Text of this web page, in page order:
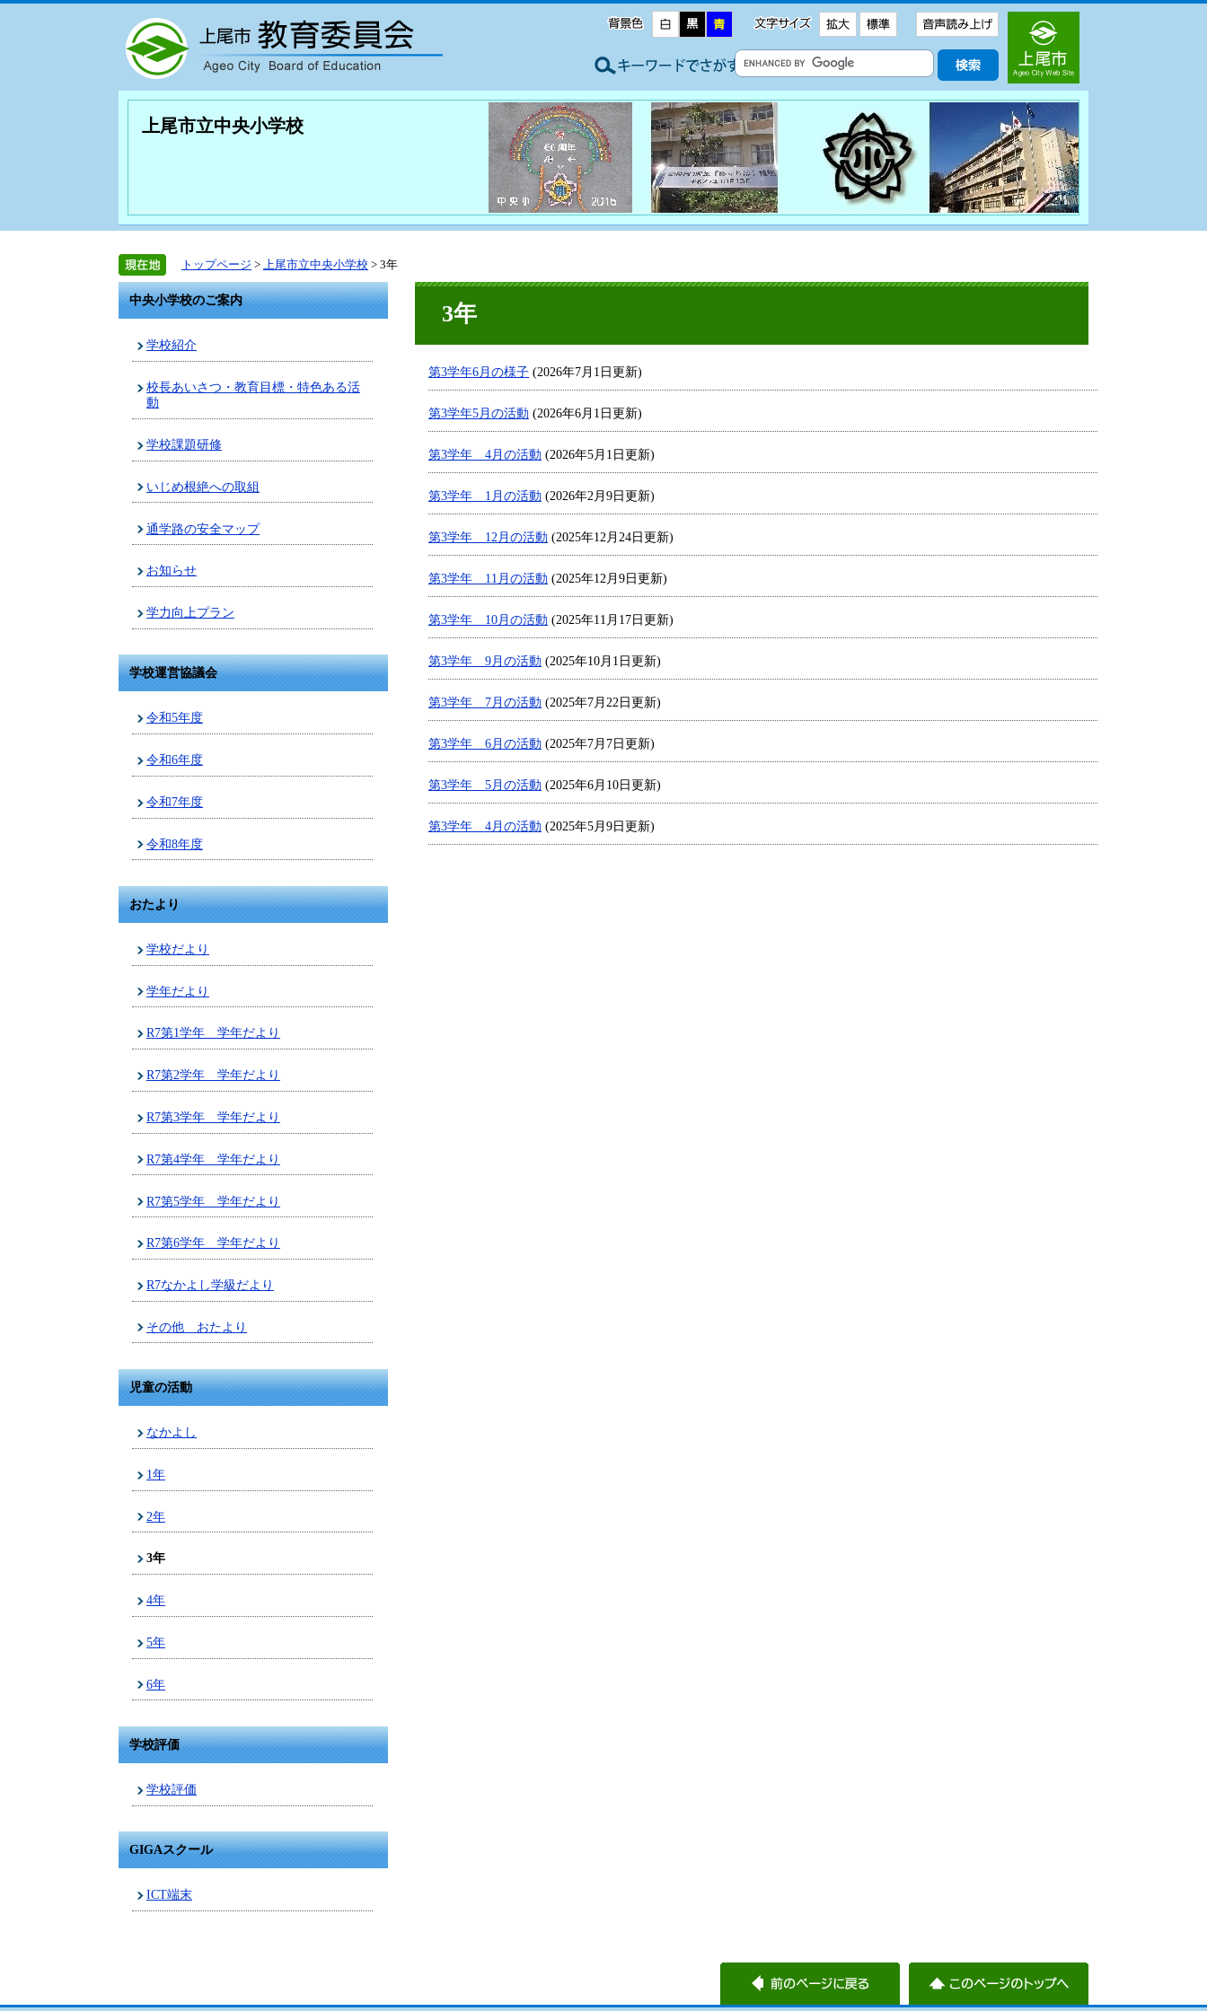
上尾市立中央小学校
トップページ > 上尾市立中央小学校 > 3年
中央小学校のご案内
学校紹介
校長あいさつ・教育目標・特色ある活
動
学校課題研修
いじめ根絶への取組
通学路の安全マップ
お知らせ
学力向上プラン
学校運営協議会
令和5年度
令和6年度
令和7年度
令和8年度
おたより
学校だより
学年だより
R7第1学年 学年だより
R7第2学年 学年だより
R7第3学年 学年だより
R7第4学年 学年だより
R7第5学年 学年だより
R7第6学年 学年だより
R7なかよし学級だより
その他 おたより
児童の活動
なかよし
1年
2年
3年
4年
5年
6年
学校評価
学校評価
GIGAスクール
ICT端末
3年
第3学年6月の様子 (2026年7月1日更新)
第3学年5月の活動 (2026年6月1日更新)
第3学年 4月の活動 (2026年5月1日更新)
第3学年 1月の活動 (2026年2月9日更新)
第3学年 12月の活動 (2025年12月24日更新)
第3学年 11月の活動 (2025年12月9日更新)
第3学年 10月の活動 (2025年11月17日更新)
第3学年 9月の活動 (2025年10月1日更新)
第3学年 7月の活動 (2025年7月22日更新)
第3学年 6月の活動 (2025年7月7日更新)
第3学年 5月の活動 (2025年6月10日更新)
第3学年 4月の活動 (2025年5月9日更新)